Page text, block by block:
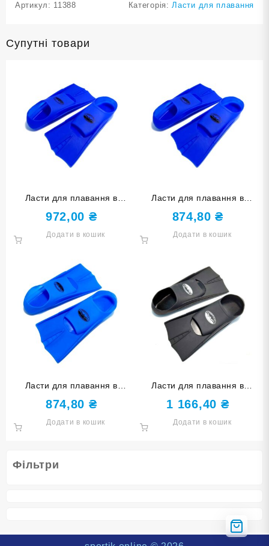
Фільтри
Артикул: 11388 Категорія:Ласти для плавання
Супутні товари
Ласти для плавання в
басейні SNS. Розмір 36-38.
Колір синій TE-2737-1-
3638-С
972,00 ₴
Додати в кошик
Ласти для плавання в
басейні SNS. Розмір 33-35.
Колір синій TE-2737-1-
3335-С
874,80₴
Додати в кошик
Ласти для плавання в
басейні SNS. Розмір 27-29.
Колір блакитний TE-2737-1-
2729-Г
874,80 ₴
Додати в кошик
Ласти для плавання в
басейні SNS. Розмір 39-41.
Колір чорний TE-2737-1-
3941-Ч
1 166,40 ₴
Додати в кошик